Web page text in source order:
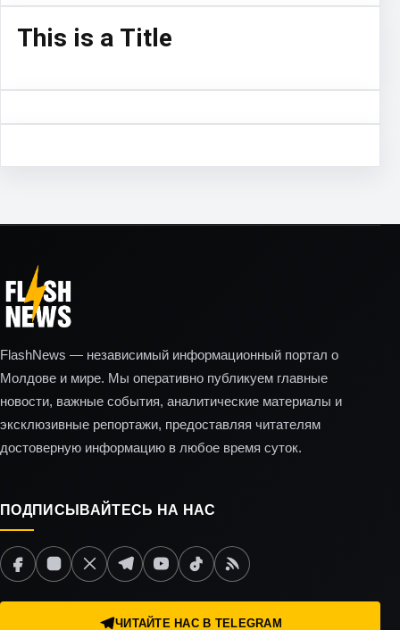
This is a Title
FlashNews — независимый информационный портал о
Молдове и мире. Мы оперативно публикуем главные
новости, важные события, аналитические материалы и
эксклюзивные репортажи, предоставляя читателям
достоверную информацию в любое время суток.
ПОДПИСЫВАЙТЕСЬ НА НАС
ЧИТАЙТЕ НАС В TELEGRAM